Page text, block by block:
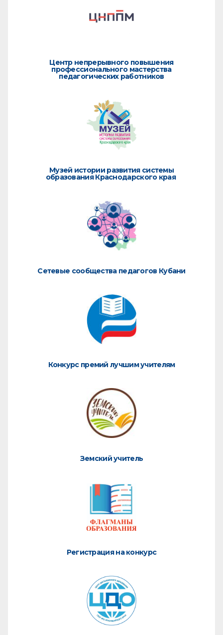
Центр непрерывного повышения
профессионального мастерства
педагогических работников
Музей истории развития системы
образования Краснодарского края
Сетевые сообщества педагогов Кубани
Конкурс премий лучшим учителям
Земский учитель
Регистрация на конкурс